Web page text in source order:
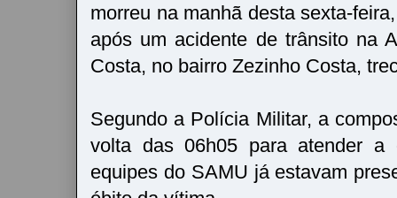
morreu na manhã desta sexta-
após um acidente de trânsito na
Costa, no bairro Zezinho Costa,
Segundo a Polícia Militar, a
volta das 06h05 para atender a
equipes do SAMU já estavam